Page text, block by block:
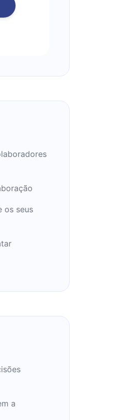
os seus
a